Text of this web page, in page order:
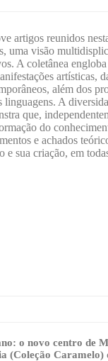
artigos reunidos
uma visão
A coletânea
artísticas,
além dos
linguagens. A
que,
do
e achados
e sua criação, em
o novo centro de
(Coleção Caramelo)